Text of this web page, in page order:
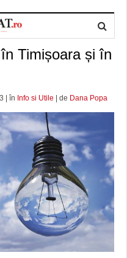
Timișoara și în
| în Info si Utile | de Dana Popa